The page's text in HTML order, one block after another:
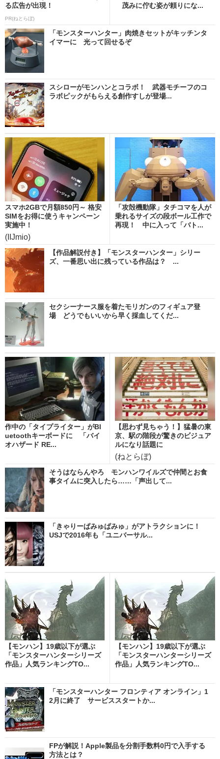
る広告が出現！
PR(ねとらぼ)
茂みに佇む姿が頼りにな...
「モンスターハンター」肉焼きセットがキッチンタ
イマーに 光って回せるぞ
スシローがモンハンとコラボ！ 武器モチーフのコ
ラボピックがもらえる創作すしが登場...
スマホ2GBで月額850円～ 格安
SIMをお得に使うキャンペーン
実施中！
(IIJmio)
「攻殻機動隊」タチコマを人が
乗れるサイズの段ボール工作で
再現！ 中に入って「バト...
【作品解説付き】「モンスターハンター」シリー
ズ、一番思い出に残っている作品は？ ...
セクシーナース服を着たモリガンのフィギュア登
場 どうでもいいから早く採血してくだ...
作中の「タイプライター」がBl
uetoothキーボードに 「バイ
オハザード RE...
【思わず見ちゃう！】猛暑の東
京、駅の階段が驚きのビジュア
ルになり話題に
(ねとらぼ)
そうはならんやろ モンハンワイルズで仲間とお食
事タイムに突入したら……「声出して...
「きゃりーぱみゅぱみゅ」がアトラクションに！
USJで2016年も「ユニバーサル...
【モンハン】19歳以下が選ぶ
「モンスターハンターシリーズ
作品」人気ランキングTO...
【モンハン】19歳以下が選ぶ
「モンスターハンターシリーズ
作品」人気ランキングTO...
「モンスターハンター フロンティア オンライン」1
2月に終了 サービススタートか...
FPが解説！Apple製品を分割手数料0円で入手する
方法とは？